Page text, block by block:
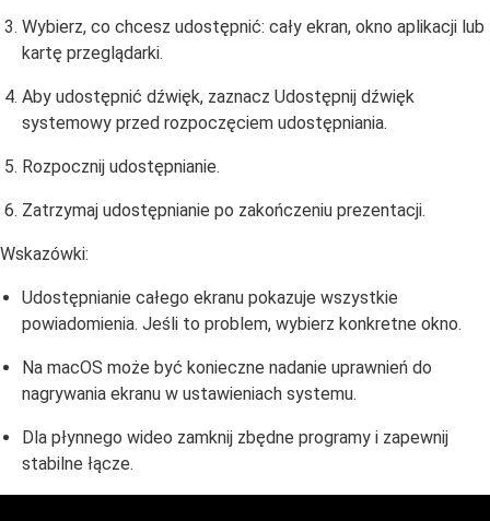
Wybierz, co chcesz udostępnić: cały ekran, okno aplikacji lub
kartę przeglądarki.
Aby udostępnić dźwięk, zaznacz Udostępnij dźwięk
systemowy przed rozpoczęciem udostępniania.
Rozpocznij udostępnianie.
Zatrzymaj udostępnianie po zakończeniu prezentacji.
Wskazówki:
Udostępnianie całego ekranu pokazuje wszystkie
powiadomienia. Jeśli to problem, wybierz konkretne okno.
Na macOS może być konieczne nadanie uprawnień do
nagrywania ekranu w ustawieniach systemu.
Dla płynnego wideo zamknij zbędne programy i zapewnij
stabilne łącze.